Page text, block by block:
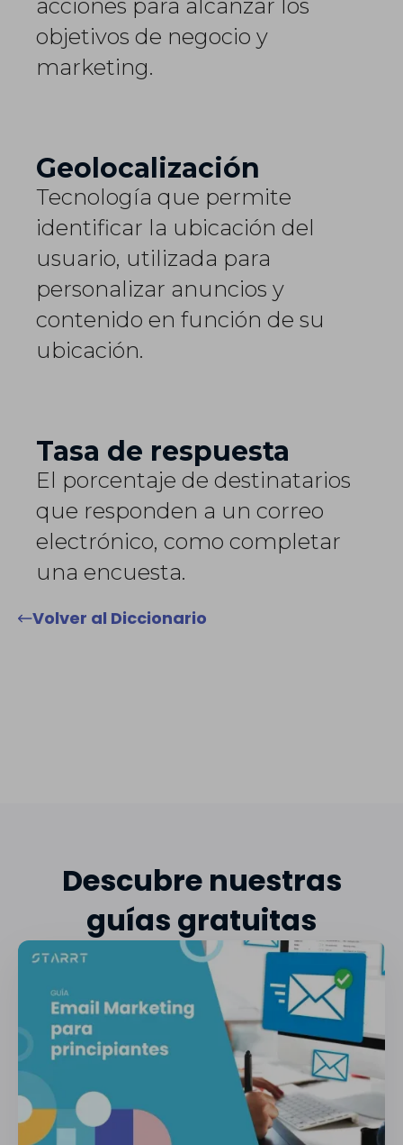
acciones para alcanzar los
objetivos de negocio y
marketing.
Geolocalización
Tecnología que permite
identificar la ubicación del
usuario, utilizada para
personalizar anuncios y
contenido en función de su
ubicación.
Tasa de respuesta
El porcentaje de destinatarios
que responden a un correo
electrónico, como completar
una encuesta.
Volver al Diccionario
Descubre nuestras
guías gratuitas